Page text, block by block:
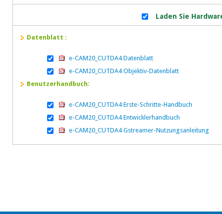
Laden Sie
Datenblatt :
e-CAM20_CUTDA4 Datenblatt
e-CAM20_CUTDA4 Objektiv-Datenblatt
Benutzerhandbuch:
e-CAM20_CUTDA4 Erste-Schritte-Handbuch
e-CAM20_CUTDA4 Entwicklerhandbuch
e-CAM20_CUTDA4 Gstreamer-Nutzungsanleitung